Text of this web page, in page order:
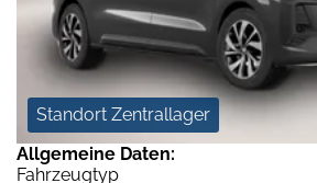
Standort Zentrallager
Allgemeine Daten:
Fahrzeugtyp